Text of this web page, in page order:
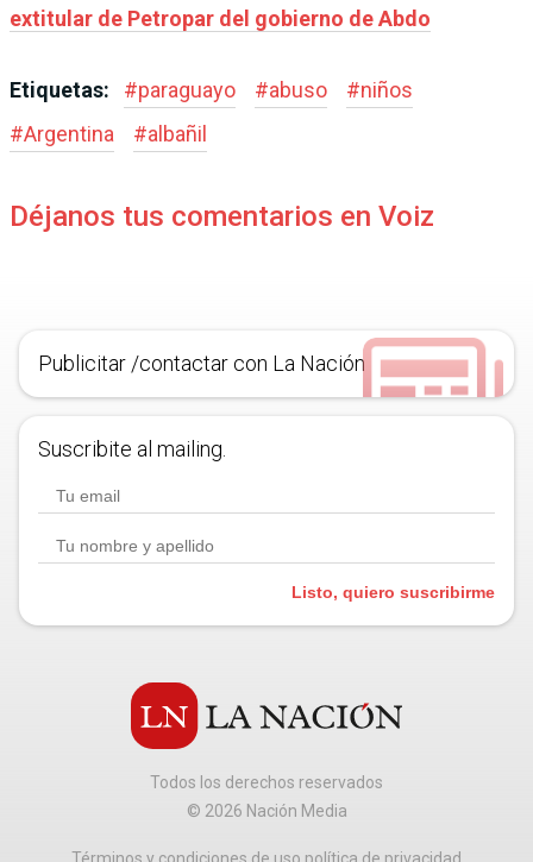
extitular de Petropar del gobierno de Abdo
Etiquetas: #paraguayo #abuso #niños
#Argentina #albañil
Déjanos tus comentarios en Voiz
Publicitar /contactar con La Nación
Suscribite al mailing.
Listo, quiero suscribirme
Todos los derechos reservados
© 2026 Nación Media